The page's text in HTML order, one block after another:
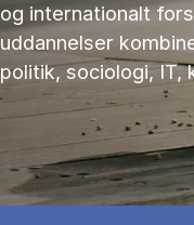
og internationalt
uddannelser
politik, sociologi, IT,